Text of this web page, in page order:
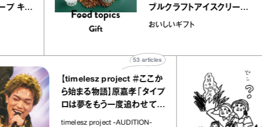
ミルクレープ キャ
ブルクラフトアイスク
｜真野知子の「おい
おいしいギフト
【timelesz project ＃ここか
ら始まる物語】原嘉孝「タイプ
ロは夢をもう一度追わせてく
れた場所」
timelesz project -AUDITION-
「
さ
社会